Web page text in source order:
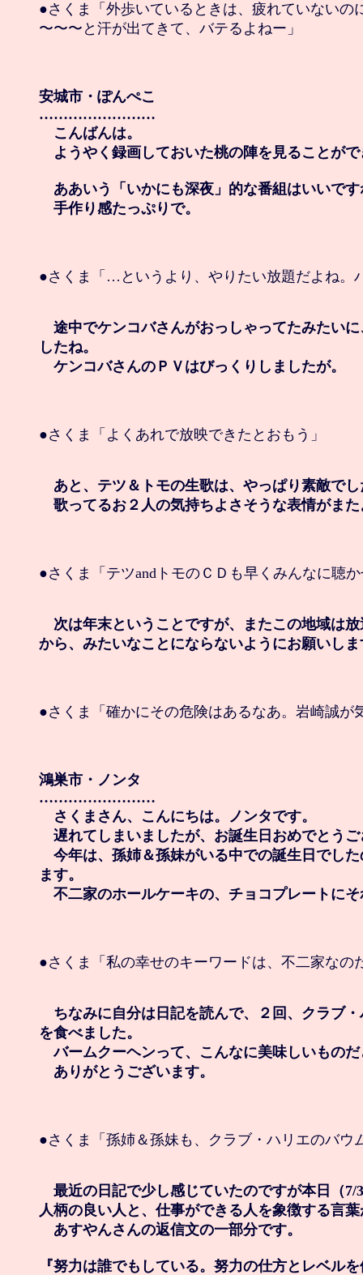
●さくま「外歩いているときは、疲れていないの
〜〜〜と汗が出てきて、バテるよねー」
安城市・ぽんぺこ
……………………
こんばんは。
ようやく録画しておいた桃の陣を見ることがで
ああいう「いかにも深夜」的な番組はいいです
手作り感たっぷりで。
●さくま「…というより、やりたい放題だよね。
途中でケンコバさんがおっしゃってたみたい
したね。
ケンコバさんのＰＶはびっくりしましたが。
●さくま「よくあれで放映できたとおもう」
あと、テツ＆トモの生歌は、やっぱり素敵でし
歌ってるお２人の気持ちよさそうな表情がま
●さくま「テツandトモのＣＤも早くみんなに聴
次は年末ということですが、またこの地域は
から、みたいなことにならないようにお願いしま
●さくま「確かにその危険はあるなあ。岩崎誠が
鴻巣市・ノンタ
……………………
さくまさん、こんにちは。ノンタです。
遅れてしまいましたが、お誕生日おめでとうご
今年は、孫姉＆孫妹がいる中での誕生日でし
ます。
不二家のホールケーキの、チョコプレートに
●さくま「私の幸せのキーワードは、不二家なの
ちなみに自分は日記を読んで、２回、クラブ
を食べました。
バームクーヘンって、こんなに美味しいもの
ありがとうございます。
●さくま「孫姉＆孫妹も、クラブ・ハリエのバウ
最近の日記で少し感じていたのですが本日（7/
人柄の良い人と、仕事ができる人を象徴する言
あすやんさんの返信文の一部分です。
『努力は誰でもしている。努力の仕方とレベル